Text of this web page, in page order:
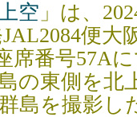
空 」は、
JAL2084便
席番号57A
の東側を北
島を撮影し